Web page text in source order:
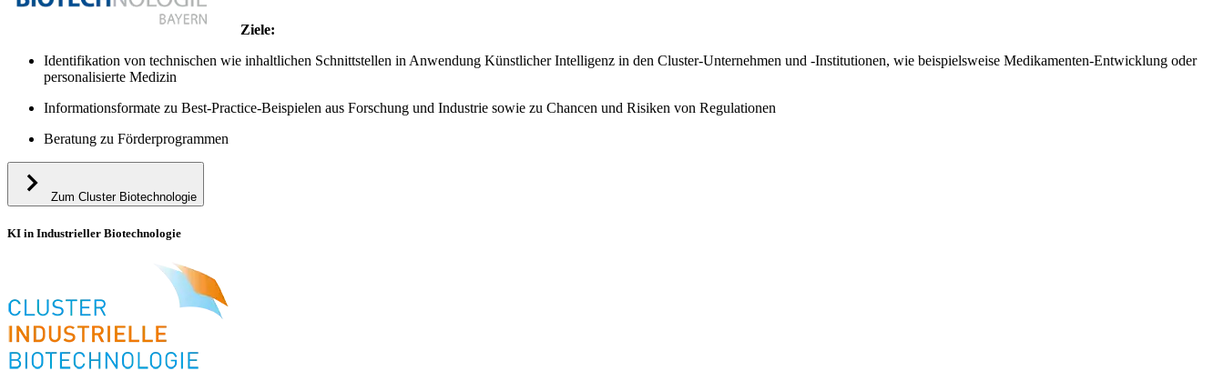
Ziele:
Identifikation von technischen wie inhaltlichen Schnittstellen in Anwendung Künstlicher Intelligenz in den Cluster-Unternehmen und -Institutionen, wie beispielsweise Medikamenten-Entwicklung oder
personalisierte Medizin
Informationsformate zu Best-Practice-Beispielen aus Forschung und Industrie sowie zu Chancen und Risiken von Regulationen
Beratung zu Förderprogrammen
Zum Cluster Biotechnologie
KI in Industrieller Biotechnologie